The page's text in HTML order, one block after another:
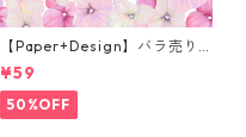
【Paper+Design】バラ売り2
枚 カクテルサイズ ペーパーナ
プキン Small blossoms ピン
ク
¥59
50%OFF